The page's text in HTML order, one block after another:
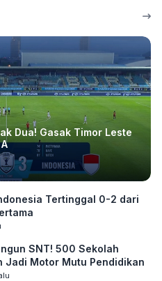
Dua! Gasak Timor Leste
Tertinggal 0-2 dari
SNT! 500 Sekolah
Jadi Motor Mutu Pendidikan